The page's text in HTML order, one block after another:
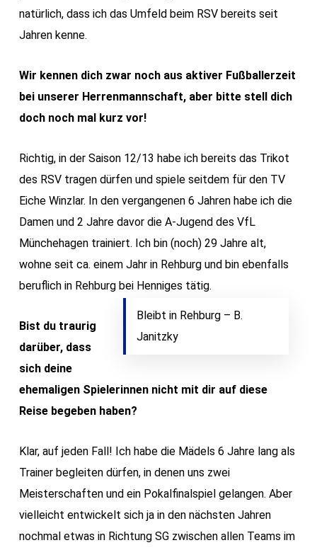
natürlich, dass ich das Umfeld beim RSV bereits seit
Jahren kenne.
Wir kennen dich zwar noch aus aktiver Fußballerzeit
bei unserer Herrenmannschaft, aber bitte stell dich
doch noch mal kurz vor!
Richtig, in der Saison 12/13 habe ich bereits das Trikot
des RSV tragen dürfen und spiele seitdem für den TV
Eiche Winzlar. In den vergangenen 6 Jahren habe ich die
Damen und 2 Jahre davor die A-Jugend des VfL
Münchehagen trainiert. Ich bin (noch) 29 Jahre alt,
wohne seit ca. einem Jahr in Rehburg und bin ebenfalls
beruflich in Rehburg bei Henniges tätig.
Bleibt in Rehburg – B.
Janitzky
Bist du traurig
darüber, dass
sich deine
ehemaligen Spielerinnen nicht mit dir auf diese
Reise begeben haben?
Klar, auf jeden Fall! Ich habe die Mädels 6 Jahre lang als
Trainer begleiten dürfen, in denen uns zwei
Meisterschaften und ein Pokalfinalspiel gelangen. Aber
vielleicht entwickelt sich ja in den nächsten Jahren
nochmal etwas in Richtung SG zwischen allen Teams im